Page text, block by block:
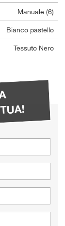
Manuale (6)
Bianco pastello
Tessuto Nero